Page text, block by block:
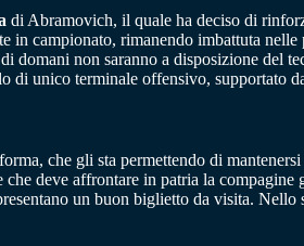
di Abramovich, il quale ha deciso di
in campionato, rimanendo imbattuta
domani non saranno a disposizione del
di unico terminale offensivo, supportato
che gli sta permettendo di
deve affrontare in patria la compagine
un buon biglietto da visita.